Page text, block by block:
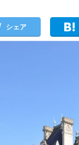
シェア